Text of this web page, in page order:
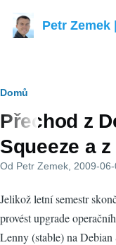
Petr Zemek
Drobečková
navigace
Domů
Přechod z
Squeeze a
Od Petr Zemek , 2009-06-
Jelikož letní semestr
provést upgrade
Lenny (stable) na Debian